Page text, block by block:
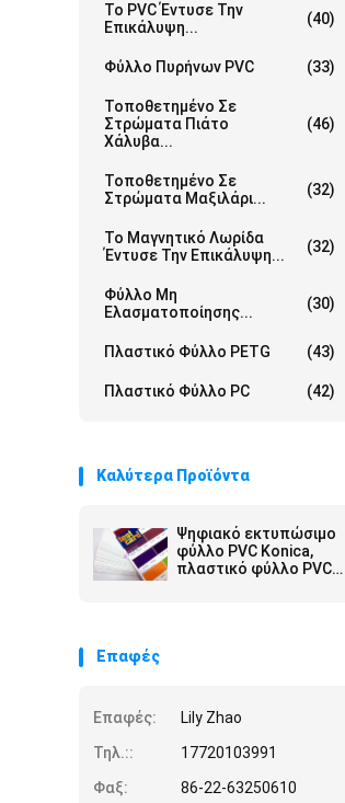
Το PVC Έντυσε Την
Επικάλυψη...
(40)
Φύλλο Πυρήνων PVC (33)
Τοποθετημένο Σε
Στρώματα Πιάτο
Χάλυβα...
(46)
Τοποθετημένο Σε
Στρώματα Μαξιλάρι...
(32)
Το Μαγνητικό Λωρίδα
Έντυσε Την Επικάλυψη...
(32)
Φύλλο Μη
Ελασματοποίησης...
(30)
Πλαστικό Φύλλο PETG (43)
Πλαστικό Φύλλο PC (42)
Καλύτερα Προϊόντα
Ψηφιακό εκτυπώσιμο
φύλλο PVC Konica,
πλαστικό φύλλο PVC
Επαφές
Επαφές:
Lily Zhao
Τηλ.::
17720103991
Φαξ:
86-22-63250610